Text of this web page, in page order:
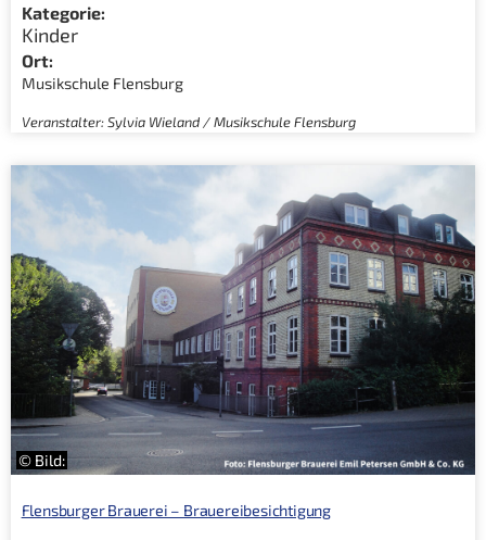
Kategorie:
Kinder
Ort:
Musikschule Flensburg
Veranstalter: Sylvia Wieland / Musikschule Flensburg
© Bild:
Flensburger Brauerei – Brauereibesichtigung